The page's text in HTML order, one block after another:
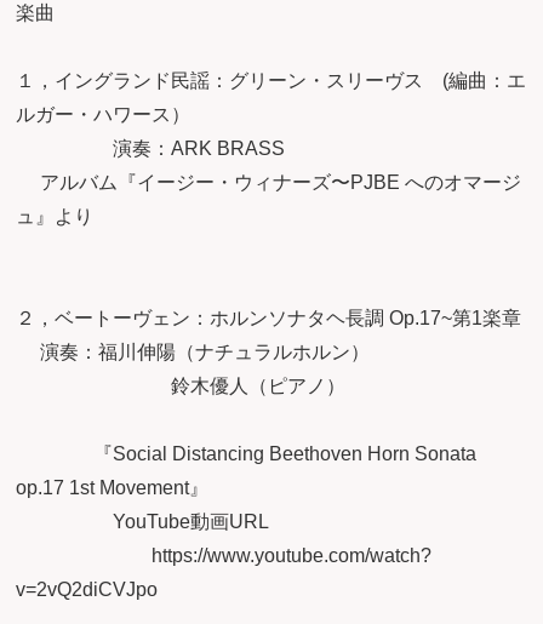
楽曲
１，イングランド民謡：グリーン・スリーヴス (編曲：エ
ルガー・ハワース）
演奏：ARK BRASS
アルバム『イージー・ウィナーズ〜PJBE へのオマージ
ュ』より
２，ベートーヴェン：ホルンソナタヘ長調 Op.17~第1楽章
演奏：福川伸陽（ナチュラルホルン）
鈴木優人（ピアノ）
『Social Distancing Beethoven Horn Sonata
op.17 1st Movement』
YouTube動画URL
https://www.youtube.com/watch?
v=2vQ2diCVJpo